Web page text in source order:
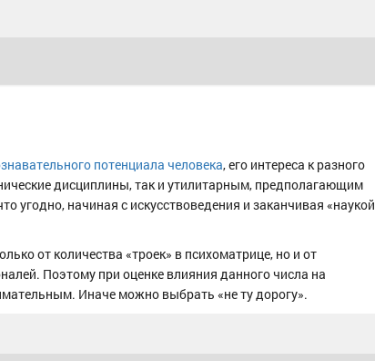
потенциала человека, его интереса к разного
дисциплины, так и утилитарным, предполагающим
угодно, начиная с искусствоведения и заканчивая «наукой
от количества «троек» в психоматрице, но и от
Поэтому при оценке влияния данного числа на
Иначе можно выбрать «не ту дорогу».